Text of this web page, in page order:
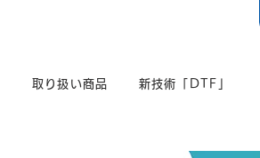
取り扱い商品 新技術「DTF」